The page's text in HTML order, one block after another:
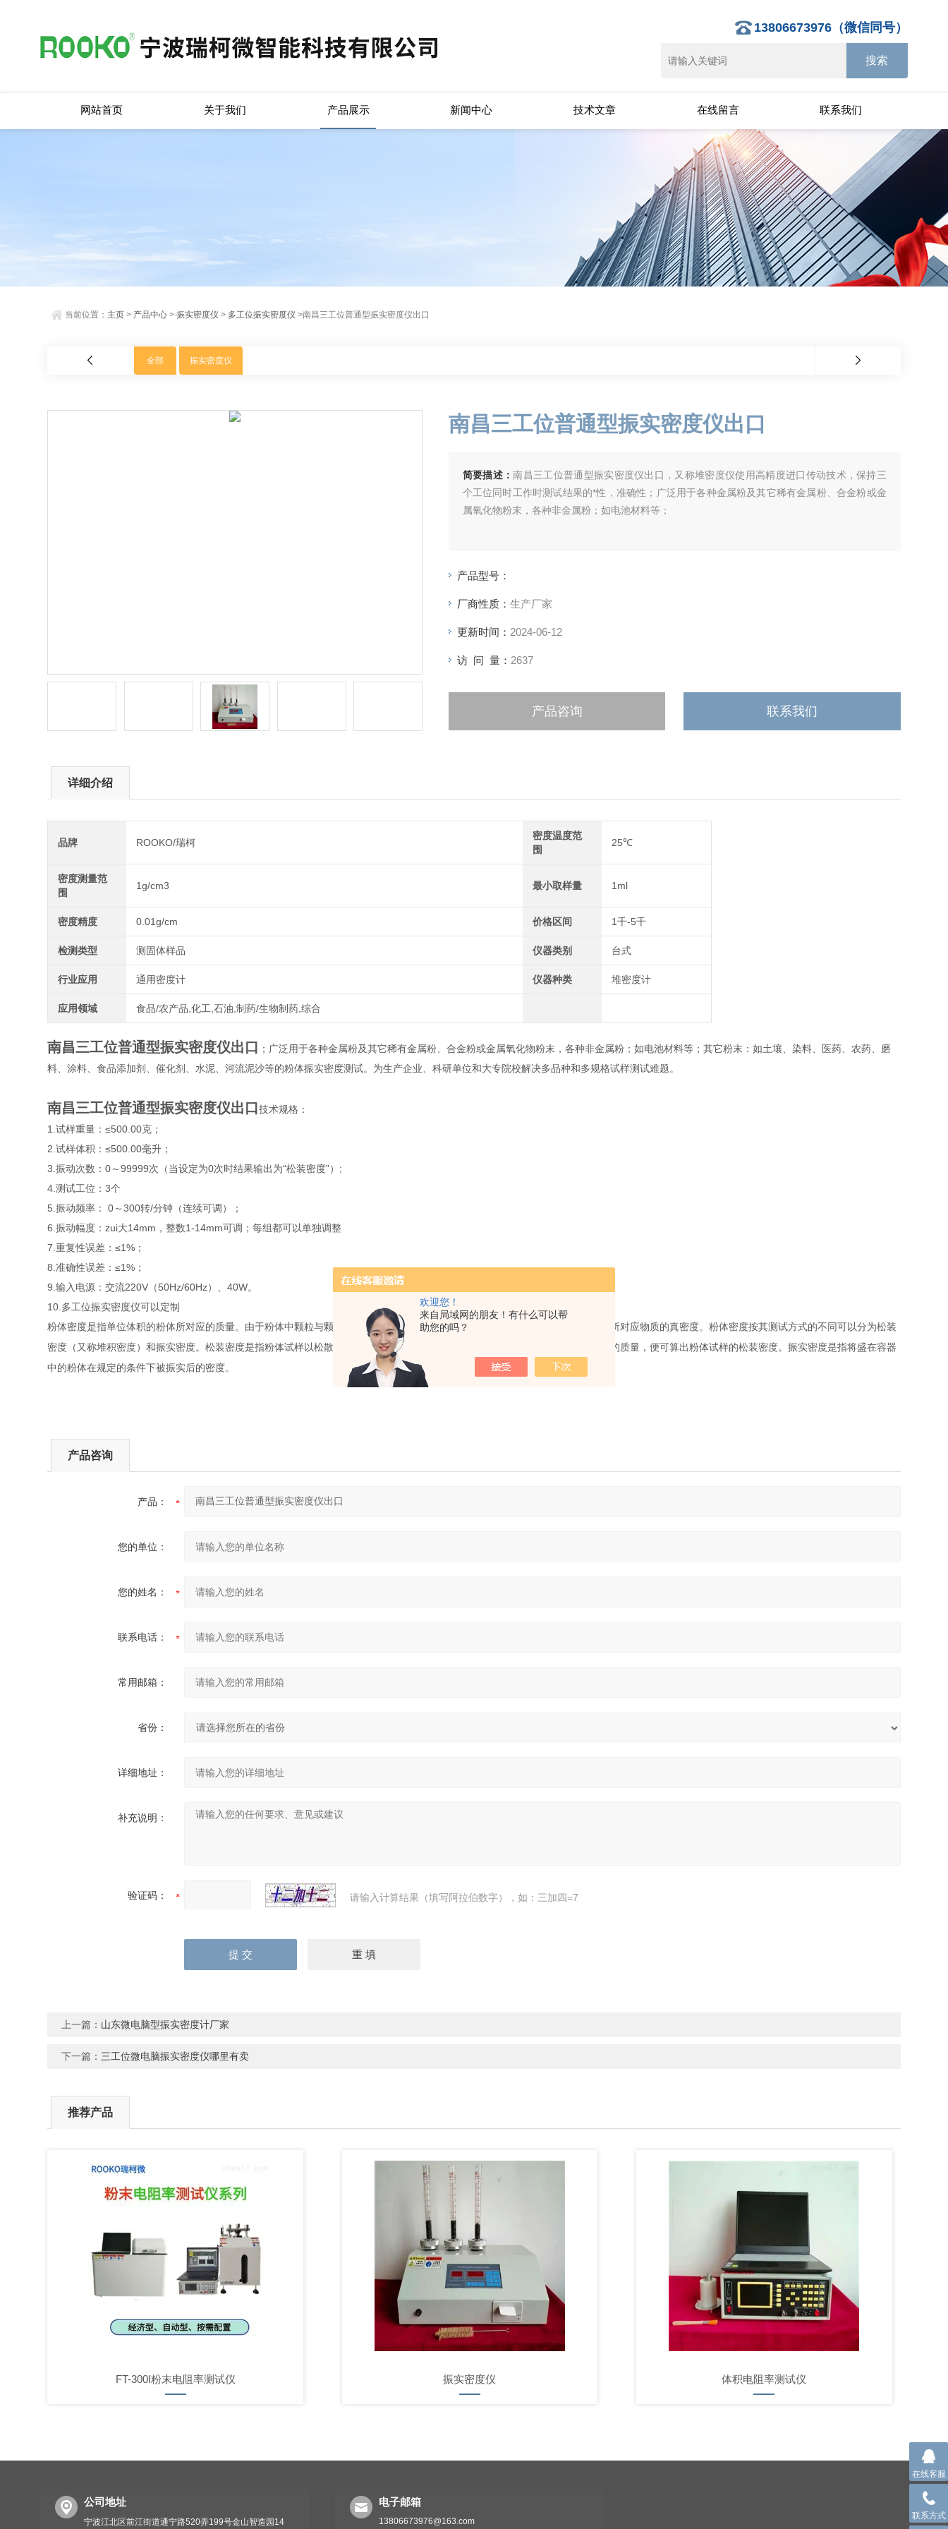
欢迎您！
来自局域网的朋友！有什么可以帮
助您的吗？
13806673976（微信同号）
网站首页 关于我们 产品展示 新闻中心 技术文章 在线留言 联系我们
当前位置： 主页 > 产品中心 >振实密度仪 > 多工位振实密度仪 >南昌三工位普通型振实密度仪出口
全部 振实密度仪
南昌三工位普通型振实密度仪出口
简要描述：南昌三工位普通型振实密度仪出口，又称堆密度仪使用高精度进口传动技术，保持三
个工位同时工作时测试结果的*性，准确性；广泛用于各种金属粉及其它稀有金属粉、合金粉或金
属氧化物粉末，各种非金属粉；如电池材料等；
产品型号：
厂商性质： 生产厂家
更新时间： 2024-06-12
访 问 量： 2637
产品咨询 联系我们
详细介绍
品牌 ROOKO/瑞柯
密度温度范
围
25℃
密度测量范
围
1g/cm3 最小取样量 1ml
密度精度 0.01g/cm 价格区间 1千-5千
检测类型 测固体样品 仪器类别 台式
行业应用 通用密度计 仪器种类 堆密度计
应用领域 食品/农产品,化工,石油,制药/生物制药,综合
南昌三工位普通型振实密度仪出口
；广泛用于各种金属粉及其它稀有金属粉、合金粉或金属氧化物粉末，各种非金属粉；如电池材料等；其它粉末：如土壤、染料、医药、农药、磨
料、涂料、食品添加剂、催化剂、水泥、河流泥沙等的粉体振实密度测试。为生产企业、科研单位和大专院校解决多品种和多规格试样测试难题。
南昌三工位普通型振实密度仪出口技术规格：
1.试样重量：≤500.00克；
2.试样体积：≤500.00毫升；
3.振动次数：0～99999次（当设定为0次时结果输出为“松装密度”）;
4.测试工位：3个
5.振动频率： 0～300转/分钟（连续可调）；
6.振动幅度：zui大14mm，整数1-14mm可调；每组都可以单独调整
7.重复性误差：≤1%；
8.准确性误差：≤1%；
9.输入电源：交流220V（50Hz/60Hz）、40W。
10.多工位振实密度仪可以定制
粉体密度是指单位体积的粉体所对应的质量。由于粉体中颗粒与颗粒之间或颗粒内部存在空隙（或孔隙），其粉体的密度通常小于所对应物质的真密度。粉体密度按其测试方式的不同可以分为松装
密度（又称堆积密度）和振实密度。松装密度是指粉体试样以松散状态，均匀、连续的充满已知容积的量杯，称出量杯和粉体试样的质量，便可算出粉体试样的松装密度。振实密度是指将盛在容器
中的粉体在规定的条件下被振实后的密度。
产品咨询
产品：
您的单位：
您的姓名：
联系电话：
常用邮箱：
省份：
详细地址：
补充说明：
验证码： 请输入计算结果（填写阿拉伯数字），如：三加四=7
上一篇： 山东微电脑型振实密度计厂家
下一篇：三工位微电脑振实密度仪哪里有卖
推荐产品
FT-300I粉末电阻率测试仪 振实密度仪 体积电阻率测试仪
公司地址
宁波江北区前江街道通宁路520弄199号金山智造园14
电子邮箱
13806673976@163.com
在线客服
联系方式